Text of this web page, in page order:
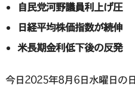
自民党河野議員利上げ圧
日経平均株価指数が続伸
米長期金利低下後の反発
今日2025年8月6日水曜日の